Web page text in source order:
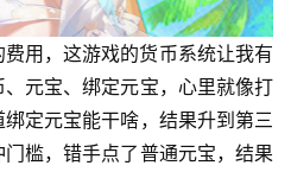
用，这游戏的货币系统让我有
元宝、绑定元宝，心里就像打
定元宝能干啥，结果升到第三
槛，错手点了普通元宝，结果